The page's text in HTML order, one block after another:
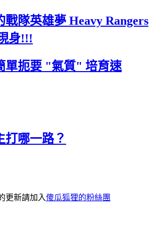
戰隊英雄夢 Heavy Rangers
身!!!
單扼要 "氣質" 培育速
打哪一路？
更新請加入傻瓜狐狸的粉絲團